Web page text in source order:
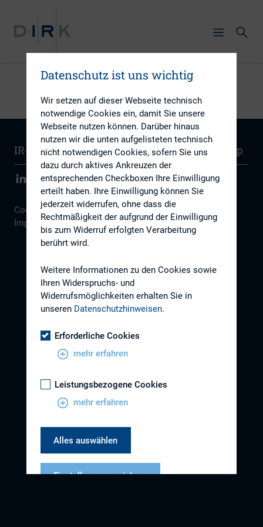
IR-Wissen Kontakt Newsletter Sitemap
Cookie Einstellungen | Datenschutz |
Impressum
Datenschutz ist uns wichtig
Wir setzen auf dieser Webseite technisch
notwendige Cookies ein, damit Sie unsere
Webseite nutzen können. Darüber hinaus
nutzen wir die unten aufgelisteten technisch
nicht notwendigen Cookies, sofern Sie uns
dazu durch aktives Ankreuzen der
entsprechenden Checkboxen Ihre Einwilligung
erteilt haben. Ihre Einwilligung können Sie
jederzeit widerrufen, ohne dass die
Rechtmäßigkeit der aufgrund der Einwilligung
bis zum Widerruf erfolgten Verarbeitung
berührt wird.
Weitere Informationen zu den Cookies sowie
Ihren Widerspruchs- und
Widerrufsmöglichkeiten erhalten Sie in
unseren Datenschutzhinweisen.
Erforderliche Cookies
mehr erfahren
Leistungsbezogene Cookies
mehr erfahren
Alles auswählen
Einstellungen speichern